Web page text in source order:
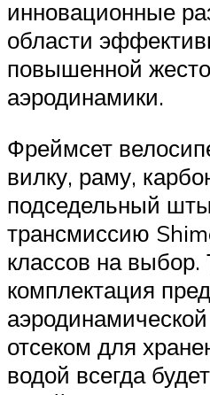
инновационные
области
повышенной
аэродинамики.
Фреймсет
вилку, раму,
подседельный
трансмиссию
классов на выбор.
комплектация
отсеком для
водой всегда